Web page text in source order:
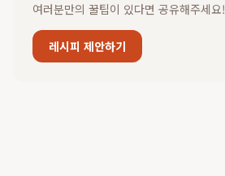
여러분만의 꿀팁이 있다면 공유해주세요!
레시피 제안하기